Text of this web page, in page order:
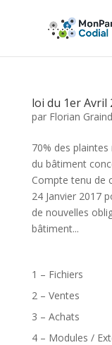
loi du 1er Avril
par Florian
70% des plaintes
du bâtiment
Compte tenu de
24 Janvier 2017
de nouvelles
bâtiment...
1 – Fichiers
2 – Ventes
3 – Achats
4 – Modules /